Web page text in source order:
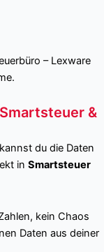
– Lexware
&
du die Daten
in Smartsteuer
kein Chaos
Daten aus deiner